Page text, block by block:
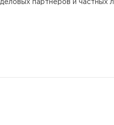
деловых партнеров и частных